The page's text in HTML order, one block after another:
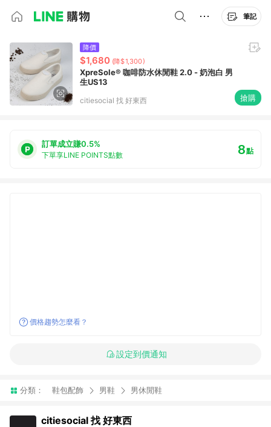
筆記
降價
$1,680 (降$1,300)
XpreSole® 咖啡防水休閒鞋 2.0 - 奶泡白 男
生US13
citiesocial 找 好東西 搶購
訂單成立賺0.5%
下單享LINE POINTS點數 8點
價格趨勢怎麼看？
設定到價通知
分類： 鞋包配飾 男鞋 男休閒鞋
citiesocial 找 好東西